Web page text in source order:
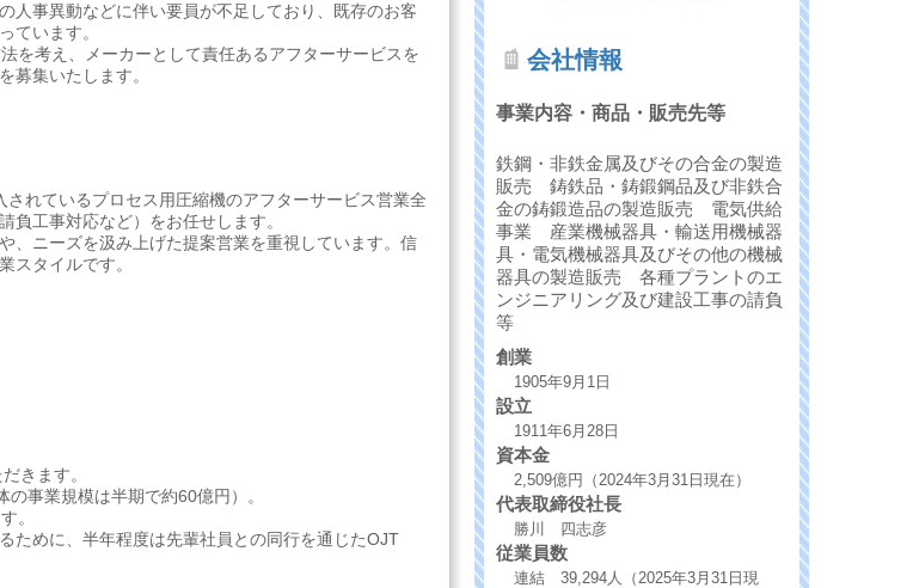
人事異動などに伴い要員が不足しており、既存のお客
ています。
を考え、メーカーとして責任あるアフターサービスを
募集いたします。
れているプロセス用圧縮機のアフターサービス営業全
工事対応など）をお任せします。
、ニーズを汲み上げた提案営業を重視しています。信
スタイルです。
きます。
事業規模は半期で約60億円）。
。
ために、半年程度は先輩社員との同行を通じたOJT
会社情報
事業内容・商品・販売先等
鉄鋼・非鉄金属及びその合金の製造
販売 鋳鉄品・鋳鍛鋼品及び非鉄合
金の鋳鍛造品の製造販売 電気供給
事業 産業機械器具・輸送用機械器
具・電気機械器具及びその他の機械
器具の製造販売 各種プラントのエ
ンジニアリング及び建設工事の請負
等
創業
1905年9月1日
設立
1911年6月28日
資本金
2,509億円（2024年3月31日現在）
代表取締役社長
勝川 四志彦
従業員数
連結 39,294人（2025年3月31日現